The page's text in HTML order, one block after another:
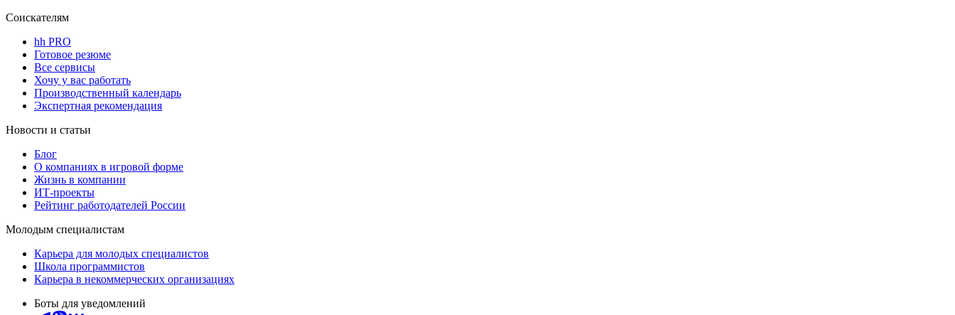
Соискателям
hh PRO
Готовое резюме
Все сервисы
Хочу у вас работать
Производственный календарь
Экспертная рекомендация
Новости и статьи
Блог
О компаниях в игровой форме
Жизнь в компании
ИТ-проекты
Рейтинг работодателей России
Молодым специалистам
Карьера для молодых специалистов
Школа программистов
Карьера в некоммерческих организациях
Боты для уведомлений